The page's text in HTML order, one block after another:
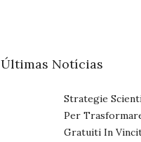
Últimas Notícias
Strategie
Per
Gratuiti In